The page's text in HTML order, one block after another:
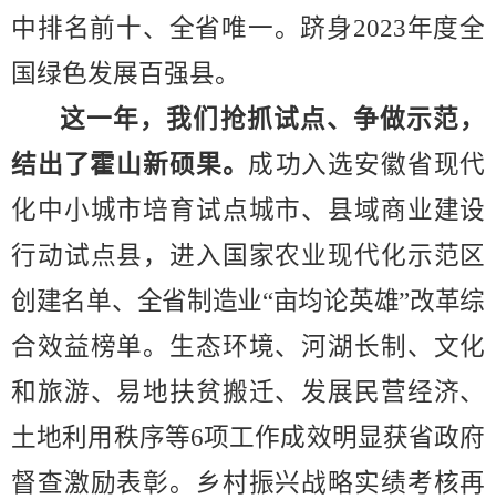
中排名前十、全省唯一。跻身2023年度全
国绿色发展百强县。
这一年，我们抢抓试点、争做示范，
结出了霍山新硕果。 成功入选安徽省现代
化中小城市培育试点城市、县域商业建设
行动试点县 ，进入 国家农业现代化示范区
创建名单、 全省制造业“亩均论英雄”改革综
合效益榜单。生态环境、河湖长制、文化
和旅游、易地扶贫搬迁、发展民营经济、
土地利用秩序等6项工作成效明显获省政府
督查激励表彰。乡村振兴战略实绩考核再